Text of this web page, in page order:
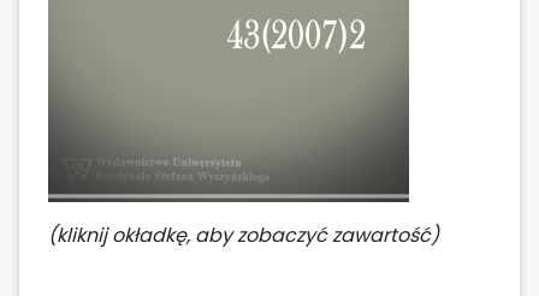
(kliknij okładkę, aby zobaczyć zawartość)